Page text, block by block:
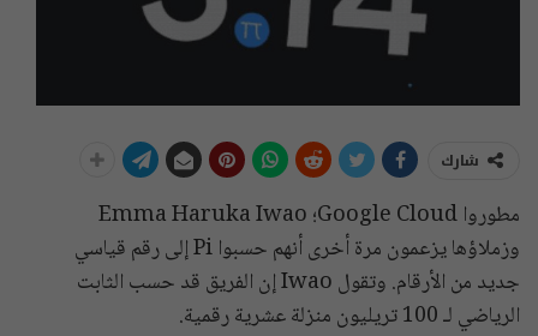
شارك
مطوروا Google Cloud؛ Emma Haruka Iwao
وزملاؤها يزعمون مرة أخرى أنهم حسبوا Pi إلى رقم قياسي
جديد من الأرقام. وتقول Iwao إن الفريق قد حسب الثابت
الرياضي لـ 100 تريليون منزلة عشرية رقمية.